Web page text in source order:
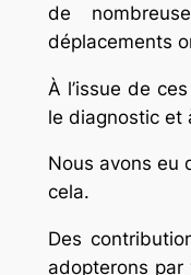
de
déplacements
À l’issue de
le diagnostic et
Nous avons eu
cela.
Des
adopterons